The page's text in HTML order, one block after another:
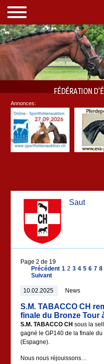
FÉDÉRATION
Saut
Page 2 de 19
Précédent 1 2 3 4 5 6 7 8
Suivant
10.02.2025 News
S.M. TABACCO CH
finale du Bronze Tour
S.M. TABACCO CH sous la
gagné le GP140 de la finale
(Espagne).
Nous nous réjouissons…
Annonces: